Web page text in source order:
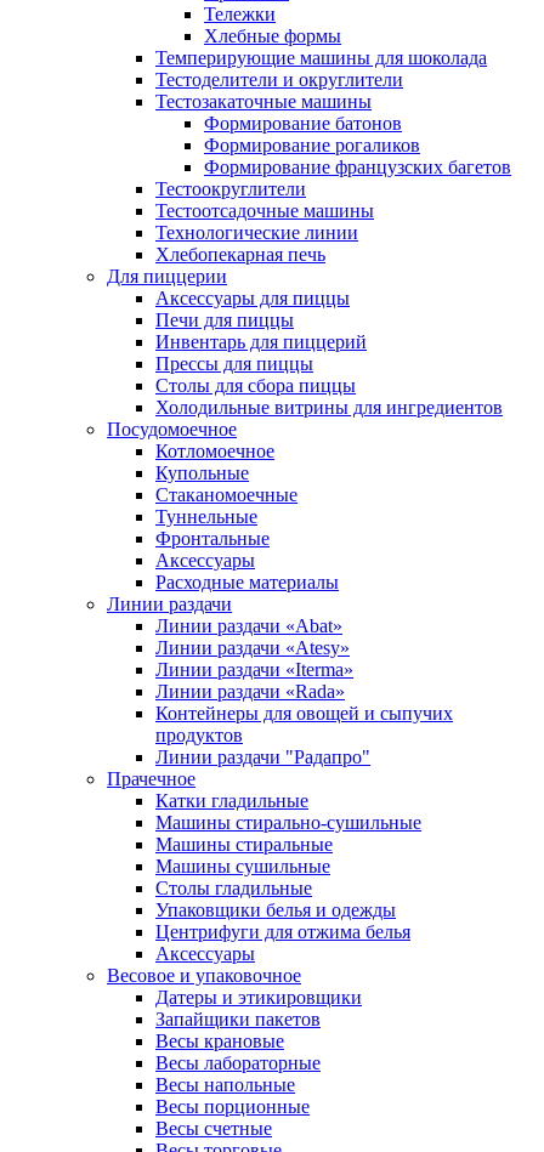
Тележки
Хлебные формы
Темперирующие машины для шоколада
Тестоделители и округлители
Тестозакаточные машины
Формирование батонов
Формирование рогаликов
Формирование французских багетов
Тестоокруглители
Тестоотсадочные машины
Технологические линии
Хлебопекарная печь
Для пиццерии
Аксессуары для пиццы
Печи для пиццы
Инвентарь для пиццерий
Прессы для пиццы
Столы для сбора пиццы
Холодильные витрины для ингредиентов
Посудомоечное
Котломоечное
Купольные
Стаканомоечные
Туннельные
Фронтальные
Аксессуары
Расходные материалы
Линии раздачи
Линии раздачи «Abat»
Линии раздачи «Atesy»
Линии раздачи «Iterma»
Линии раздачи «Rada»
Контейнеры для овощей и сыпучих
продуктов
Линии раздачи "Радапро"
Прачечное
Катки гладильные
Машины стирально-сушильные
Машины стиральные
Машины сушильные
Столы гладильные
Упаковщики белья и одежды
Центрифуги для отжима белья
Аксессуары
Весовое и упаковочное
Датеры и этикировщики
Запайщики пакетов
Весы крановые
Весы лабораторные
Весы напольные
Весы порционные
Весы счетные